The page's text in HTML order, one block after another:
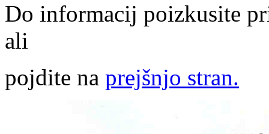
Do informacij poizkusite
ali
pojdite na prejšnjo stran.